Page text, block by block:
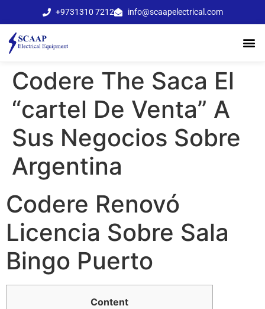
+9731310 7212 info@scaapelectrical.com
Codere The Saca El
“cartel De Venta” A
Sus Negocios Sobre
Argentina
Codere Renovó
Licencia Sobre Sala
Bingo Puerto
Content